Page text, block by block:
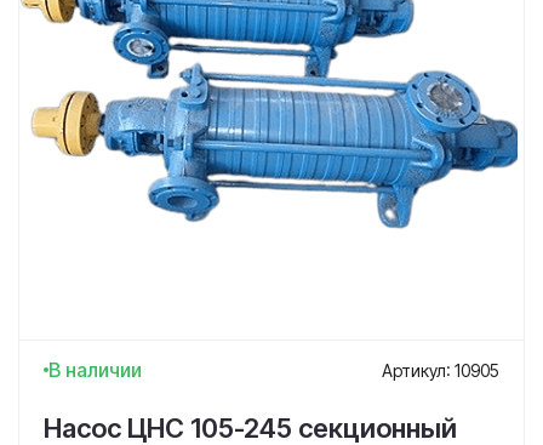
В наличии Артикул: 10905
Насос ЦНС 105-245 секционный